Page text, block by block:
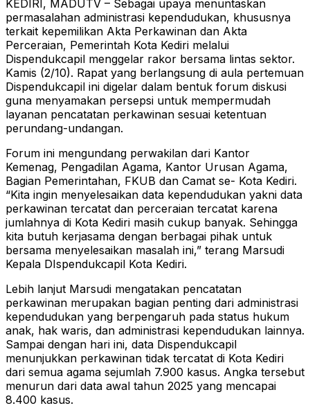
KEDIRI, MADUTV – Sebagai upaya menuntaskan
permasalahan administrasi kependudukan, khususnya
terkait kepemilikan Akta Perkawinan dan Akta
Perceraian, Pemerintah Kota Kediri melalui
Dispendukcapil menggelar rakor bersama lintas sektor.
Kamis (2/10). Rapat yang berlangsung di aula pertemuan
Dispendukcapil ini digelar dalam bentuk forum diskusi
guna menyamakan persepsi untuk mempermudah
layanan pencatatan perkawinan sesuai ketentuan
perundang-undangan.
Forum ini mengundang perwakilan dari Kantor
Kemenag, Pengadilan Agama, Kantor Urusan Agama,
Bagian Pemerintahan, FKUB dan Camat se- Kota Kediri.
“Kita ingin menyelesaikan data kependudukan yakni data
perkawinan tercatat dan perceraian tercatat karena
jumlahnya di Kota Kediri masih cukup banyak. Sehingga
kita butuh kerjasama dengan berbagai pihak untuk
bersama menyelesaikan masalah ini,” terang Marsudi
Kepala DIspendukcapil Kota Kediri.
Lebih lanjut Marsudi mengatakan pencatatan
perkawinan merupakan bagian penting dari administrasi
kependudukan yang berpengaruh pada status hukum
anak, hak waris, dan administrasi kependudukan lainnya.
Sampai dengan hari ini, data Dispendukcapil
menunjukkan perkawinan tidak tercatat di Kota Kediri
dari semua agama sejumlah 7.900 kasus. Angka tersebut
menurun dari data awal tahun 2025 yang mencapai
8.400 kasus.